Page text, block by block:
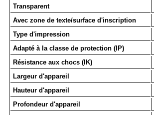
Transparent
Avec zone de texte/surface d'inscription
Type d'impression
Adapté à la classe de protection (IP)
Résistance aux chocs (IK)
Largeur d'appareil
Hauteur d'appareil
Profondeur d'appareil